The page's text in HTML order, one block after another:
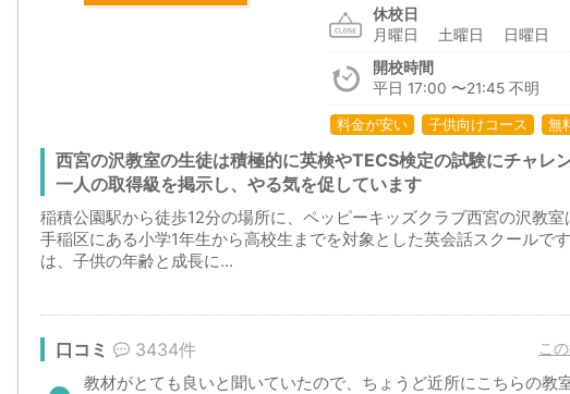
休校日
月曜日 土曜日 日曜日
開校時間
平日 17:00 〜21:45 不明
料金が安い 子供向けコース 無
西宮の沢教室の生徒は積極的に英検やTECS検定の試験にチャレ
一人の取得級を掲示し、やる気を促しています
稲積公園駅から徒歩12分の場所に、ペッピーキッズクラブ西宮の沢教
手稲区にある小学1年生から高校生までを対象とした英会話スクールで
は、子供の年齢と成長に...
こ
口コミ 3434件
教材がとても良いと聞いていたので、ちょうど近所にこちらの教